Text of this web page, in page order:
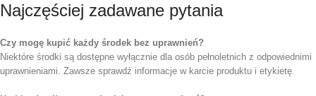
Najczęściej zadawane pytania
Czy mogę kupić każdy środek bez uprawnień?
Niektóre środki są dostępne wyłącznie dla osób pełnoletnich z odpowiednimi
uprawnieniami. Zawsze sprawdź informacje w karcie produktu i etykietę.